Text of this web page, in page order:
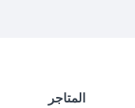
المتاجر